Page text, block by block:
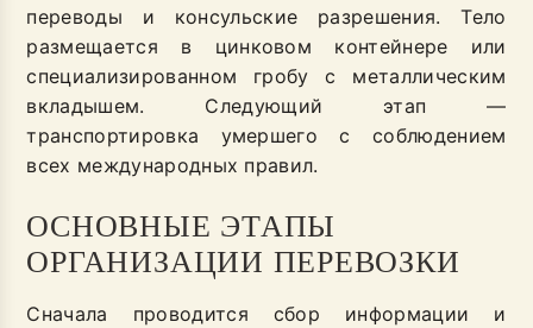
переводы и консульские разрешения. Тело
размещается в цинковом контейнере или
специализированном гробу с металлическим
вкладышем. Следующий этап —
транспортировка умершего с соблюдением
всех международных правил.
ОСНОВНЫЕ ЭТАПЫ
ОРГАНИЗАЦИИ ПЕРЕВОЗКИ
Сначала проводится сбор информации и